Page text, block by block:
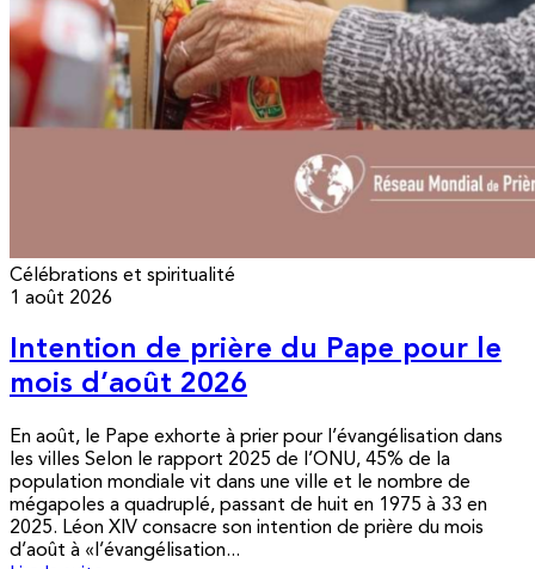
Célébrations et spiritualité
1 août 2026
Intention de prière du Pape pour le
mois d’août 2026
En août, le Pape exhorte à prier pour l’évangélisation dans
les villes Selon le rapport 2025 de l’ONU, 45% de la
population mondiale vit dans une ville et le nombre de
mégapoles a quadruplé, passant de huit en 1975 à 33 en
2025. Léon XIV consacre son intention de prière du mois
d’août à «l’évangélisation...